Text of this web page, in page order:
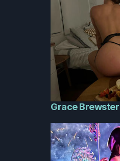
Grace Brewster